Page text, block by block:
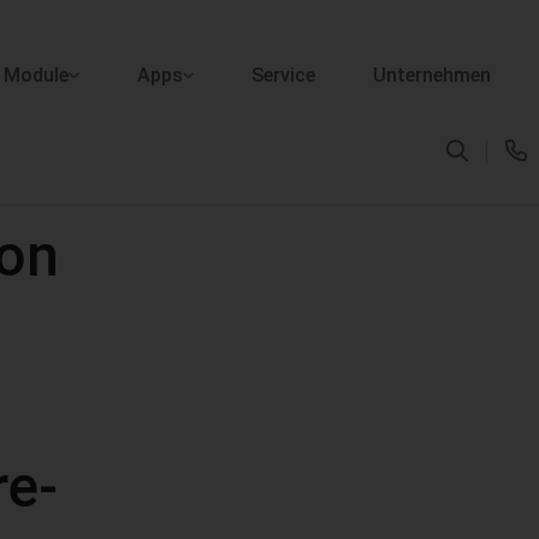
Module Apps Service Unternehmen